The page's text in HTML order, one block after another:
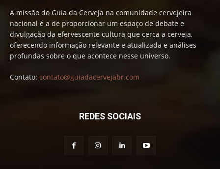
A missão do Guia da Cerveja na comunidade cervejeira
nacional é a de proporcionar um espaço de debate e
divulgação da efervescente cultura que cerca a cerveja,
oferecendo informação relevante e atualizada e análises
profundas sobre o que acontece nesse universo.
Contato: contato@guiadacervejabr.com
REDES SOCIAIS